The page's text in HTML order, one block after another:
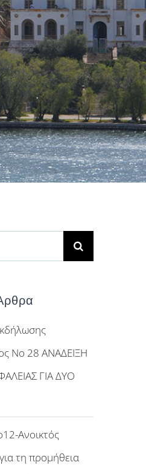
Νο 28 ΑΝΑΔΕΙΞΗ
ΓΙΑ ΔΥΟ
Ανοικτός
τη προμήθεια